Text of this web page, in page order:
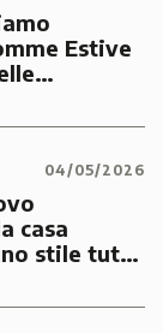
Estive
04/05/2026
casa
stile tutto